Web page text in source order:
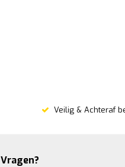
Veilig & Achteraf
Vragen?